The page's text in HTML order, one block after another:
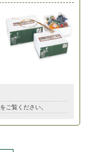
をご覧ください。